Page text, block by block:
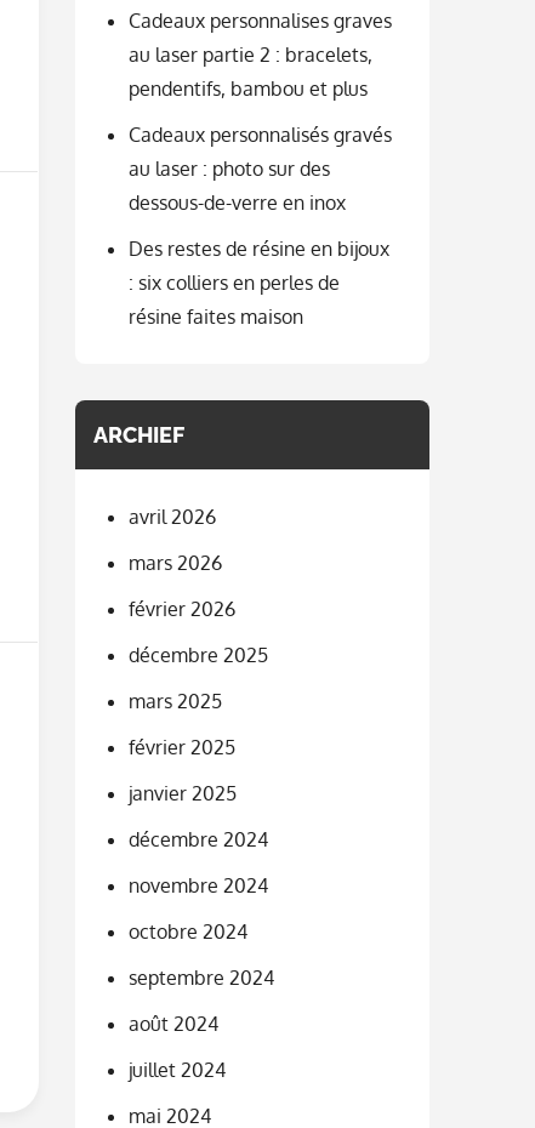
Cadeaux personnalises graves
au laser partie 2 : bracelets,
pendentifs, bambou et plus
Cadeaux personnalisés gravés
au laser : photo sur des
dessous-de-verre en inox
Des restes de résine en bijoux
: six colliers en perles de
résine faites maison
ARCHIEF
avril 2026
mars 2026
février 2026
décembre 2025
mars 2025
février 2025
janvier 2025
décembre 2024
novembre 2024
octobre 2024
septembre 2024
août 2024
juillet 2024
mai 2024